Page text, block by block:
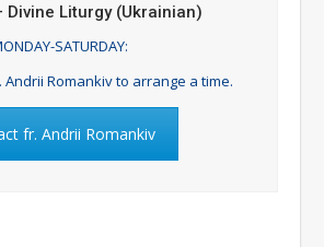
Divine Liturgy (Ukrainian)
SATURDAY:
Andrii Romankiv to arrange a time.
fr. Andrii Romankiv